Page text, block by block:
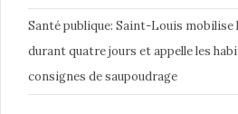
Santé publique: Saint-Louis mobilise
durant quatre jours et appelle les
consignes de saupoudrage